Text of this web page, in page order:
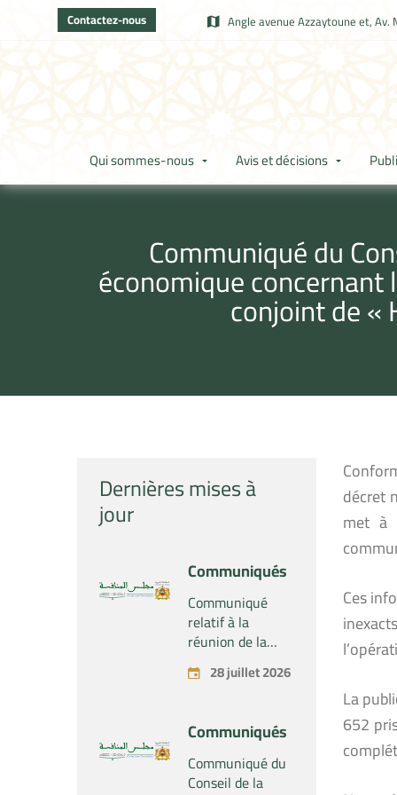
Contactez-nous Angle avenue Azzaytoune et, Av.
Qui sommes-nous Avis et décisions
Communiqué du
économique concernant
conjoint de «
Dernières mises à
jour
Communiqués
Communiqué
relatif à la
réunion de la
Section du
Conseil de la
Tenue le mardi
28 juillet 2026
28 juillet 2026
Communiqués
Communiqué du
Conseil de la
décret
met à
Ces
La
652